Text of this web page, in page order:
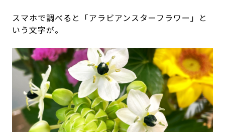
スマホで調べると「アラビアンスターフラワー」と
いう文字が。